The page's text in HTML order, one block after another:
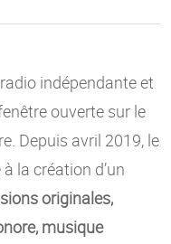
indépendante et
ouverte sur le
Depuis avril 2019, le
la création d’un
originales,
musique